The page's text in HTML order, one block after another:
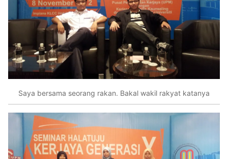
Saya bersama seorang rakan. Bakal wakil rakyat katanya